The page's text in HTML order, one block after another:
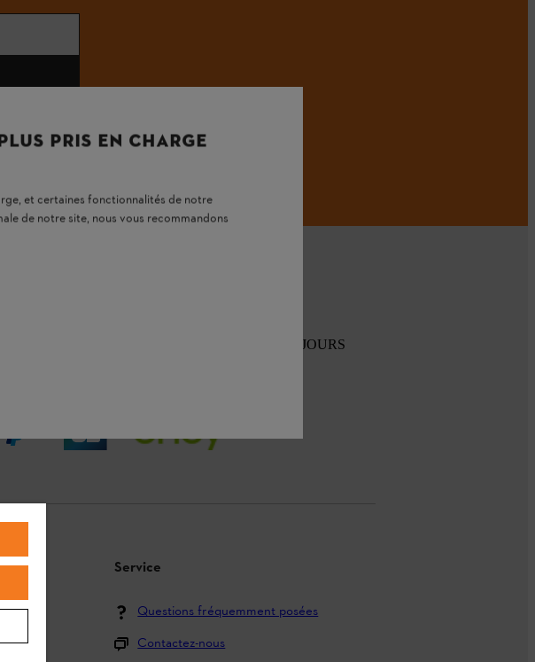
CHEZ
RETOUR GRATUIT SOUS 30 JOURS
Service
Questions fréquemment posées
Contactez-nous
PRIS EN CHARGE
et certaines fonctionnalités de notre
de notre site, nous vous recommandons